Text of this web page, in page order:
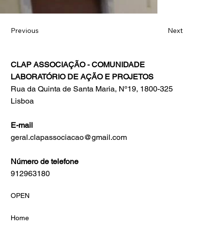
Previous Next
CLAP ASSOCIAÇÃO - COMUNIDADE
LABORATÓRIO DE AÇÃO E PROJETOS
Rua da Quinta de Santa Maria, Nº19, 1800-325
Lisboa
E-mail
geral.clapassociacao@gmail.com
Número de telefone
912963180
OPEN
Home